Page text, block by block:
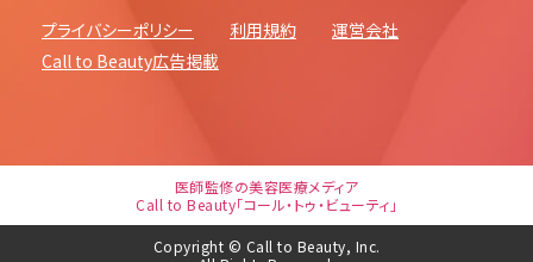
プライバシーポリシー 利用規約
運営会社
Call to Beauty広告掲載
医師監修の美容医療メディア
Call to Beauty「コール・トゥ・ビューティ」
Copyright © Call to Beauty, Inc.